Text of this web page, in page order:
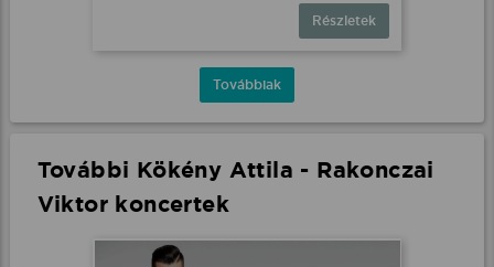
Részletek
Továbbiak
További Kökény Attila - Rakonczai
Viktor koncertek